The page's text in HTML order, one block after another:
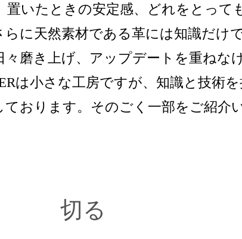
いたときの安定感、どれをとって
らに天然素材である革には知識だけ
磨き上げ、アップデートを重ねな
は小さな工房ですが、知識と技術
おります。そのごく一部をご紹介
切る